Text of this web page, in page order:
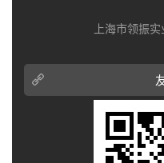
上海市领振